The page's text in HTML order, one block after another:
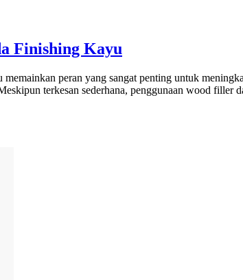
Finishing Kayu
peran yang sangat penting untuk
terkesan sederhana, penggunaan wood filler